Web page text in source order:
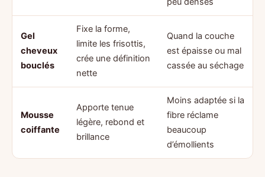
Gel
cheveux
bouclés
Fixe la forme,
limite les frisottis,
crée une définition
nette
Quand la couche
est épaisse ou mal
cassée au séchage
Mousse
coiffante
Apporte tenue
légère, rebond et
brillance
Moins adaptée si la
fibre réclame
beaucoup
d’émollients